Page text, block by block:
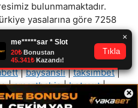
×
bulunmamaktadır.
yasalarına göre 7258
dışı bahis oynamanın
bulunduğunuz site hiç bir
oynatmıyor ve oynamaya
|baysansli|taksimbet|
|smartbahis|betrout|